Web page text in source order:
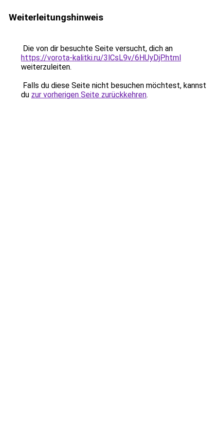
Weiterleitungshinweis
Die von dir besuchte Seite versucht, dich an
https://vorota-kalitki.ru/3lCsL9v/6HUyDjP.html
weiterzuleiten.
Falls du diese Seite nicht besuchen möchtest, kannst
du zur vorherigen Seite zurückkehren.